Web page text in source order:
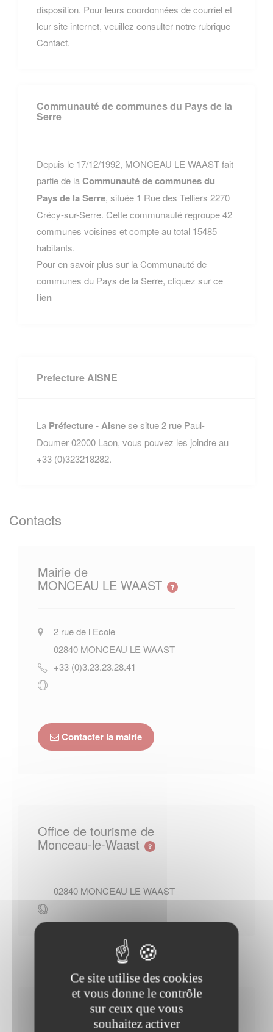
disposition. Pour leurs coordonnées de courriel et
leur site internet, veuillez consulter notre rubrique
Contact.
Communauté de communes du Pays de la
Serre
Depuis le 17/12/1992, MONCEAU LE WAAST fait
partie de laCommunauté de communes du
Pays de la Serre, située 1 Rue des Telliers 2270
Crécy-sur-Serre. Cette communauté regroupe 42
communes voisines et compte au total 15485
habitants.
Pour en savoir plus sur la Communauté de
communes du Pays de la Serre, cliquez sur ce
lien
Prefecture AISNE
La Préfecture - Aisnese situe 2 rue Paul-
Doumer 02000 Laon, vous pouvez les joindre au
+33 (0)323218282.
Contacts
Mairie de
MONCEAU LE WAAST
2 rue de l Ecole
02840 MONCEAU LE WAAST
+33 (0)3.23.23.28.41
Contacter la mairie
Office de tourisme de
Monceau-le-Waast
02840 MONCEAU LE WAAST
Horaires Mairie
Ce site utilise des cookies
et vous donne le contrôle
sur ceux que vous
souhaitez activer